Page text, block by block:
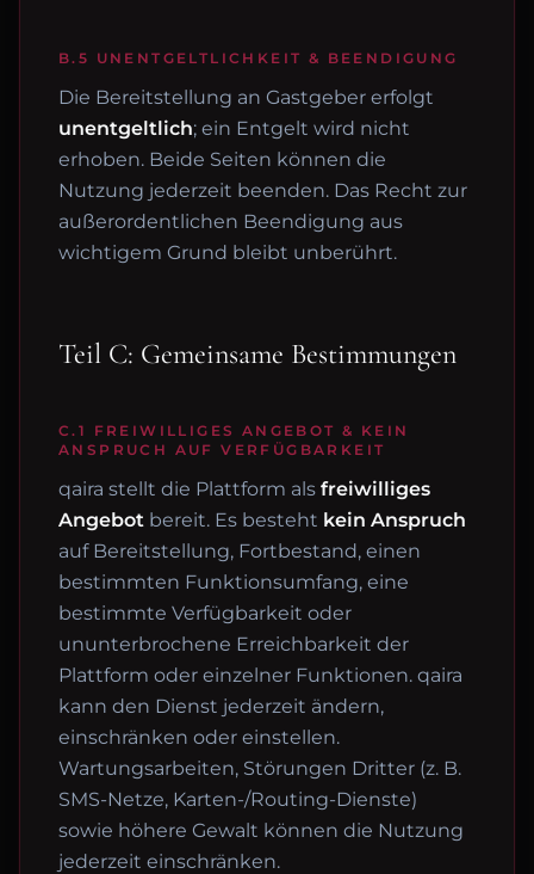
B.5 UNENTGELTLICHKEIT & BEENDIGUNG
Die Bereitstellung an Gastgeber erfolgt
unentgeltlich; ein Entgelt wird nicht
erhoben. Beide Seiten können die
Nutzung jederzeit beenden. Das Recht zur
außerordentlichen Beendigung aus
wichtigem Grund bleibt unberührt.
Teil C: Gemeinsame Bestimmungen
C.1 FREIWILLIGES ANGEBOT & KEIN
ANSPRUCH AUF VERFÜGBARKEIT
qaira stellt die Plattform als freiwilliges
Angebot bereit. Es besteht kein Anspruch
auf Bereitstellung, Fortbestand, einen
bestimmten Funktionsumfang, eine
bestimmte Verfügbarkeit oder
ununterbrochene Erreichbarkeit der
Plattform oder einzelner Funktionen. qaira
kann den Dienst jederzeit ändern,
einschränken oder einstellen.
Wartungsarbeiten, Störungen Dritter (z. B.
SMS-Netze, Karten-/Routing-Dienste)
sowie höhere Gewalt können die Nutzung
jederzeit einschränken.